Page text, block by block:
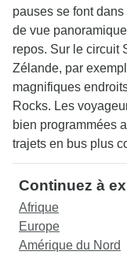
pauses se font
de vue
repos. Sur le circuit
Zélande, par
magnifiques
Rocks. Les
bien programmées
trajets en bus plus
Continuez à
Afrique
Europe
Amérique du Nord